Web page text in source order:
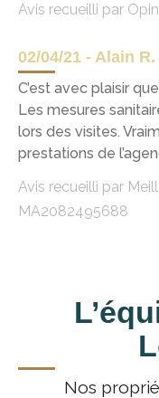
Avis recueilli par
02/04/21 - Alain R.
C’est avec plaisir
Les mesures
lors des visites.
prestations de
Avis recueilli par
MA2082495688
Nos